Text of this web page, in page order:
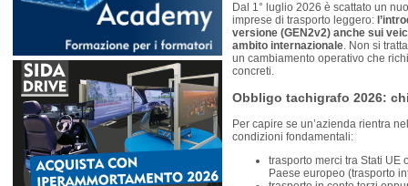
Dal 1° luglio 2026 è scattato un
imprese di trasporto leggero:
versione (GEN2v2) anche sui
ambito internazionale. Non si
un cambiamento operativo che
concreti.
Obbligo tachigrafo 2026:
Per capire se un’azienda rientra
condizioni fondamentali:
trasporto merci tra Stati UE
Paese europeo (trasporto